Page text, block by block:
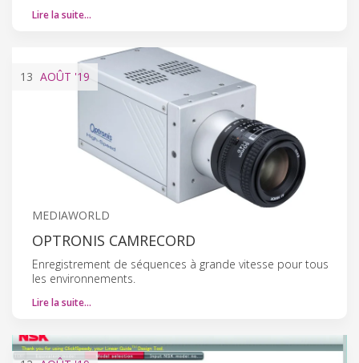
Lire la suite…
13 AOÛT '19
MEDIAWORLD
OPTRONIS CAMRECORD
Enregistrement de séquences à grande vitesse pour tous
les environnements.
Lire la suite…